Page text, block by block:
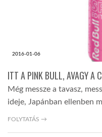
2016-01-06
ITT A PINK BULL, AVAGY A
Még messze a tavasz,
ideje, Japánban ellenben
FOLYTATÁS →